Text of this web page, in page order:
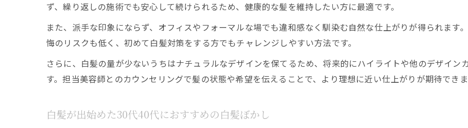
ず、繰り返しの施術でも安心して続けられるため、健康的な髪を維持したい方に最適です。
また、派手な印象にならず、オフィスやフォーマルな場でも違和感なく馴染む自然な仕上がりが得られます
悔のリスクも低く、初めて白髪対策をする方でもチャレンジしやすい方法です。
さらに、白髪の量が少ないうちはナチュラルなデザインを保てるため、将来的にハイライトや他のデザイン
す。担当美容師とのカウンセリングで髪の状態や希望を伝えることで、より理想に近い仕上がりが期待できま
白髪が出始めた30代40代におすすめの白髪ぼかし